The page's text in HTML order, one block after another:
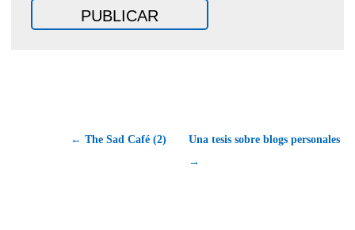
← The Sad Café (2)
Una tesis sobre blogs personales
→